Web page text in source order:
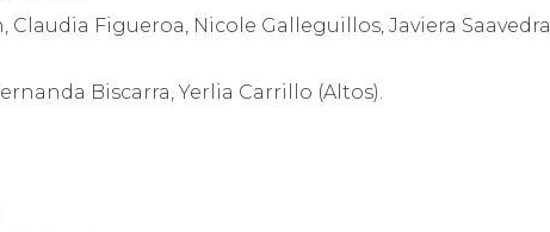
Claudia Figueroa, Nicole Galleguillos, Javiera Saavedra
Biscarra, Yerlia Carrillo (Altos).